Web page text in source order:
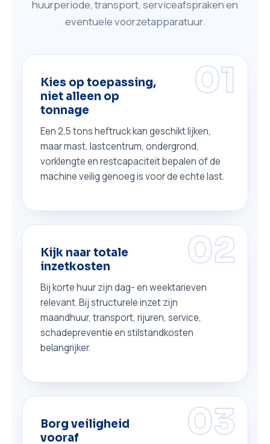
huurperiode, transport, serviceafspraken en
eventuele voorzetapparatuur.
01
Kies op toepassing,
niet alleen op
tonnage
Een 2,5 tons heftruck kan geschikt lijken,
maar mast, lastcentrum, ondergrond,
vorklengte en restcapaciteit bepalen of de
machine veilig genoeg is voor de echte last.
02
Kijk naar totale
inzetkosten
Bij korte huur zijn dag- en weektarieven
relevant. Bij structurele inzet zijn
maandhuur, transport, rijuren, service,
schadepreventie en stilstandkosten
belangrijker.
03
Borg veiligheid
vooraf